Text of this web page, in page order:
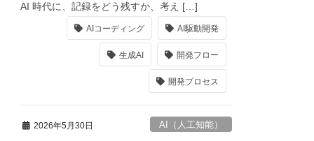
AI 時代に、記録をどう残すか、考え […]
AIコーディング AI駆動開発
生成AI 開発フロー
開発プロセス
2026年5月30日 AI（人工知能）